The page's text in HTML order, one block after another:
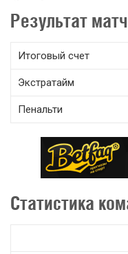
Результат
Итоговый счет
Экстратайм
Пенальти
Статистика